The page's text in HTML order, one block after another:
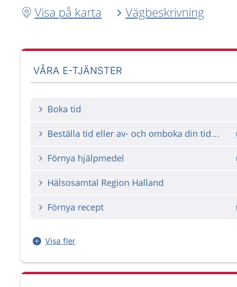
Visa på karta
Vägbeskrivning
VÅRA E-TJÄNSTER
Boka tid
Beställa tid eller av- och omboka din tid med tolk
Förnya hjälpmedel
Hälsosamtal Region Halland
Förnya recept
Visa fler